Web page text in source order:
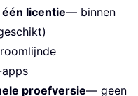
licentie— binnen
proefversie— geen